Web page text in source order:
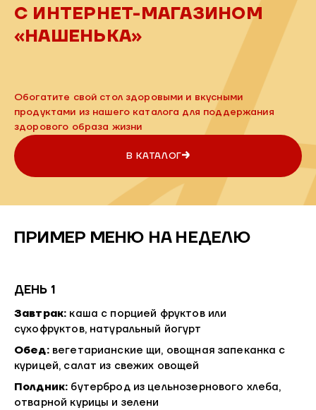
С ИНТЕРНЕТ-МАГАЗИНОМ
«НАШЕНЬКА»
Обогатите свой стол здоровыми и вкусными
продуктами из нашего каталога для поддержания
здорового образа жизни
В КАТАЛОГ
ПРИМЕР МЕНЮ НА НЕДЕЛЮ
ДЕНЬ 1
Завтрак: каша с порцией фруктов или
сухофруктов, натуральный йогурт
Обед: вегетарианские щи, овощная запеканка с
курицей, салат из свежих овощей
Полдник: бутерброд из цельнозернового хлеба,
отварной курицы и зелени